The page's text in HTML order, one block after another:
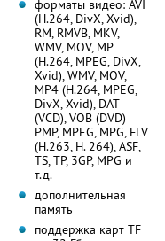
форматы видео: AVI
(H.264, DivX, Xvid),
RM, RMVB, MKV,
WMV, MOV, MP
(H.264, MPEG, DivX,
Xvid), WMV, MOV,
MP4 (H.264, MPEG,
DivX, Xvid), DAT
(VCD), VOB (DVD)
PMP, MPEG, MPG, FLV
(H.263, H. 264), ASF,
TS, TP, 3GP, MPG и
т.д.
дополнительная
память
поддержка карт TF